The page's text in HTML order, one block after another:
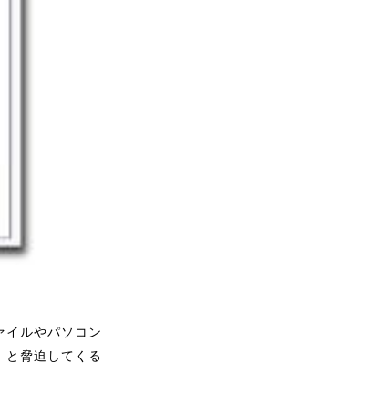
イルやパソコン
、と脅迫してくる